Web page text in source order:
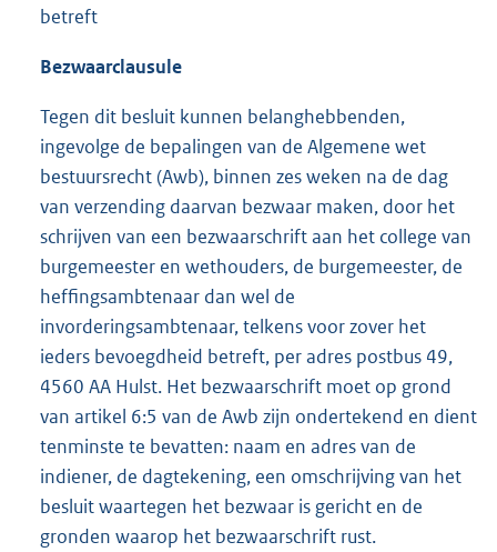
betreft
Bezwaarclausule
Tegen dit besluit kunnen belanghebbenden,
ingevolge de bepalingen van de Algemene wet
bestuursrecht (Awb), binnen zes weken na de dag
van verzending daarvan bezwaar maken, door het
schrijven van een bezwaarschrift aan het college van
burgemeester en wethouders, de burgemeester, de
heffingsambtenaar dan wel de
invorderingsambtenaar, telkens voor zover het
ieders bevoegdheid betreft, per adres postbus 49,
4560 AA Hulst. Het bezwaarschrift moet op grond
van artikel 6:5 van de Awb zijn ondertekend en dient
tenminste te bevatten: naam en adres van de
indiener, de dagtekening, een omschrijving van het
besluit waartegen het bezwaar is gericht en de
gronden waarop het bezwaarschrift rust.